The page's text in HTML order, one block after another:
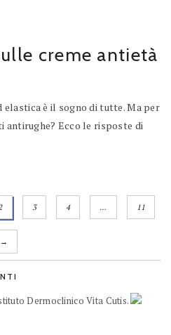
creme antietà
elastica è il sogno di tutte. Ma per
Ecco le risposte di
3 4 … 11
→
Dermoclinico Vita Cutis.